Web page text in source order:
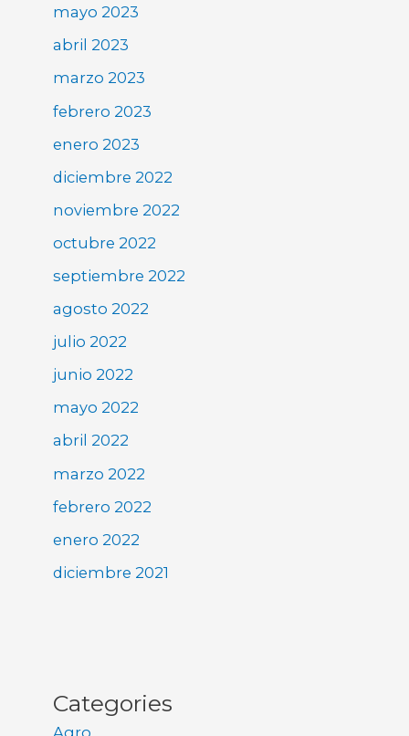
mayo 2023
abril 2023
marzo 2023
febrero 2023
enero 2023
diciembre 2022
noviembre 2022
octubre 2022
septiembre 2022
agosto 2022
julio 2022
junio 2022
mayo 2022
abril 2022
marzo 2022
febrero 2022
enero 2022
diciembre 2021
Categories